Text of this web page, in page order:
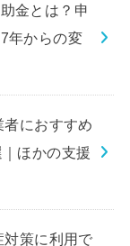
金とは？申
年からの変
者におすすめ
ほかの支援
対策に利用で